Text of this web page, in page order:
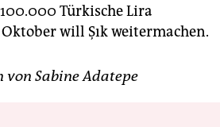
Türkische Lira
will Şık weitermachen.
von Sabine Adatepe